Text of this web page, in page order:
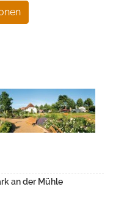
an der Mühle